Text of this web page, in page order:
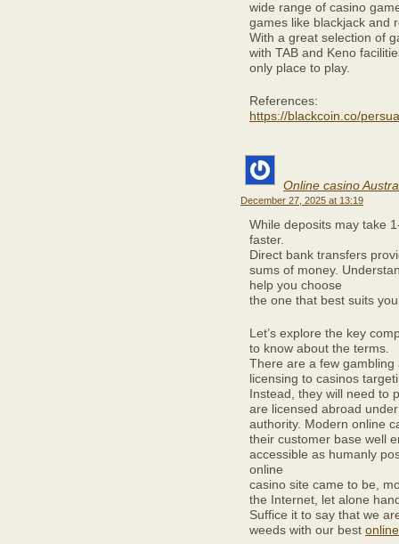
wide range of casino
games like blackjack and
With a great selection of
with TAB and Keno
only place to play.
References:
https://blackcoin.co/
Online casino
December 27, 2025 at 13:19
While deposits may take
faster.
Direct bank transfers
sums of money.
help you choose
the one that best suits
Let’s explore the key
to know about the terms.
There are a few
licensing to casinos
Instead, they will need to
are licensed abroad
authority. Modern online
their customer base well
accessible as humanly
online
casino site came to be,
the Internet, let alone
Suffice it to say that we
weeds with our best